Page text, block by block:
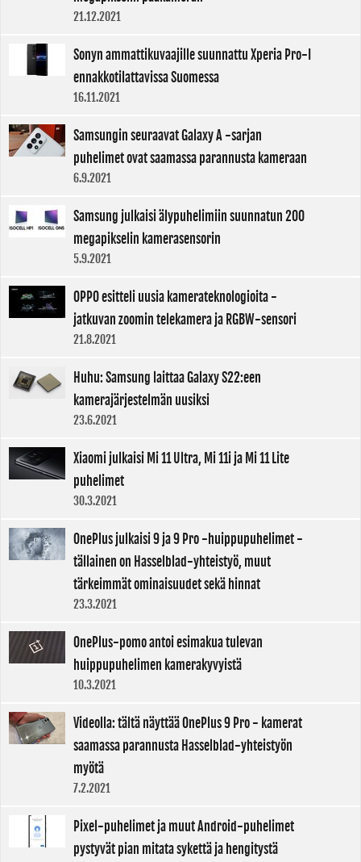
21.12.2021
Sonyn ammattikuvaajille suunnattu Xperia Pro-I
ennakkotilattavissa Suomessa
16.11.2021
Samsungin seuraavat Galaxy A -sarjan
puhelimet ovat saamassa parannusta kameraan
6.9.2021
Samsung julkaisi älypuhelimiin suunnatun 200
megapikselin kamerasensorin
5.9.2021
OPPO esitteli uusia kamerateknologioita -
jatkuvan zoomin telekamera ja RGBW-sensori
21.8.2021
Huhu: Samsung laittaa Galaxy S22:een
kamerajärjestelmän uusiksi
23.6.2021
Xiaomi julkaisi Mi 11 Ultra, Mi 11i ja Mi 11 Lite
puhelimet
30.3.2021
OnePlus julkaisi 9 ja 9 Pro -huippupuhelimet -
tällainen on Hasselblad-yhteistyö, muut
tärkeimmät ominaisuudet sekä hinnat
23.3.2021
OnePlus-pomo antoi esimakua tulevan
huippupuhelimen kamerakyvyistä
10.3.2021
Videolla: tältä näyttää OnePlus 9 Pro - kamerat
saamassa parannusta Hasselblad-yhteistyön
myötä
7.2.2021
Pixel-puhelimet ja muut Android-puhelimet
pystyvät pian mitata sykettä ja hengitystä